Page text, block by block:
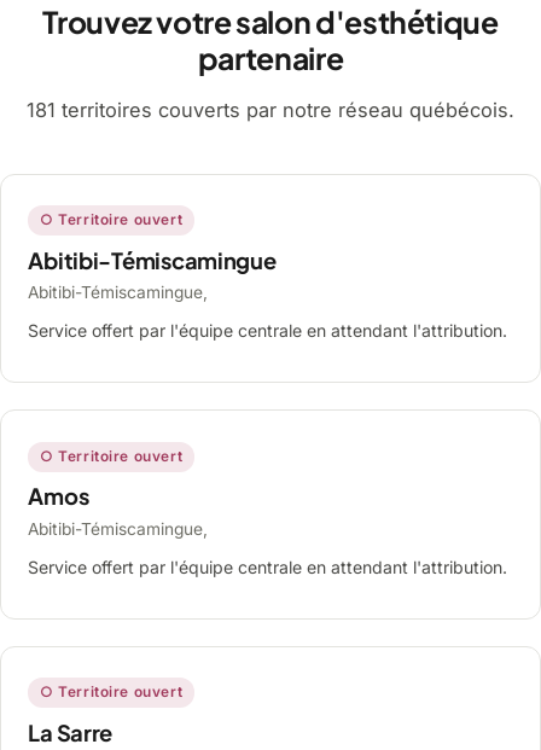
Trouvez votre salon d'esthétique
partenaire
181 territoires couverts par notre réseau québécois.
○ Territoire ouvert
Abitibi-Témiscamingue
Abitibi-Témiscamingue,
Service offert par l'équipe centrale en attendant l'attribution.
○ Territoire ouvert
Amos
Abitibi-Témiscamingue,
Service offert par l'équipe centrale en attendant l'attribution.
○ Territoire ouvert
La Sarre